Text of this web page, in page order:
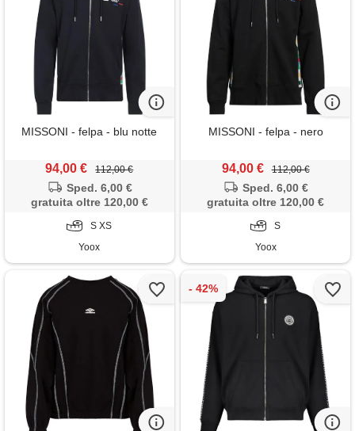
MISSONI - felpa - blu notte
94,00 € 112,00 €
Sped. 6,00 €
gratuita oltre 120,00 €
S XS
Yoox
MISSONI - felpa - nero
94,00 € 112,00 €
Sped. 6,00 €
gratuita oltre 120,00 €
S
Yoox